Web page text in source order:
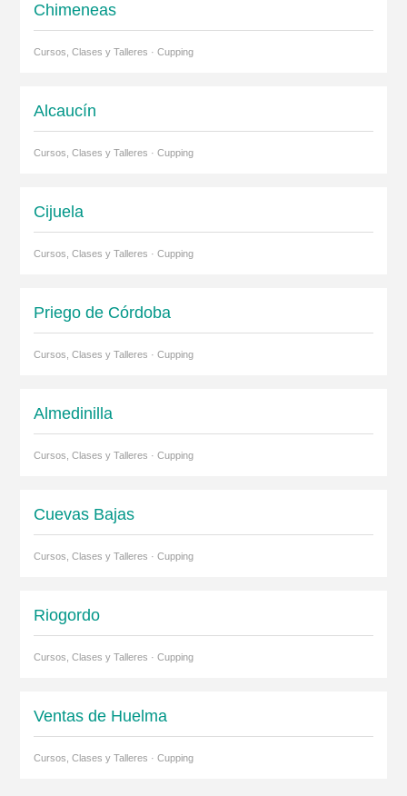
Chimeneas
Cursos, Clases y Talleres · Cupping
Alcaucín
Cursos, Clases y Talleres · Cupping
Cijuela
Cursos, Clases y Talleres · Cupping
Priego de Córdoba
Cursos, Clases y Talleres · Cupping
Almedinilla
Cursos, Clases y Talleres · Cupping
Cuevas Bajas
Cursos, Clases y Talleres · Cupping
Riogordo
Cursos, Clases y Talleres · Cupping
Ventas de Huelma
Cursos, Clases y Talleres · Cupping